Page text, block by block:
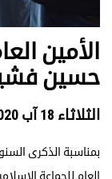
الأمين
حسين
الثلاثاء 18 آب 2020
بمناسبة الذكرى
العام للجماعة